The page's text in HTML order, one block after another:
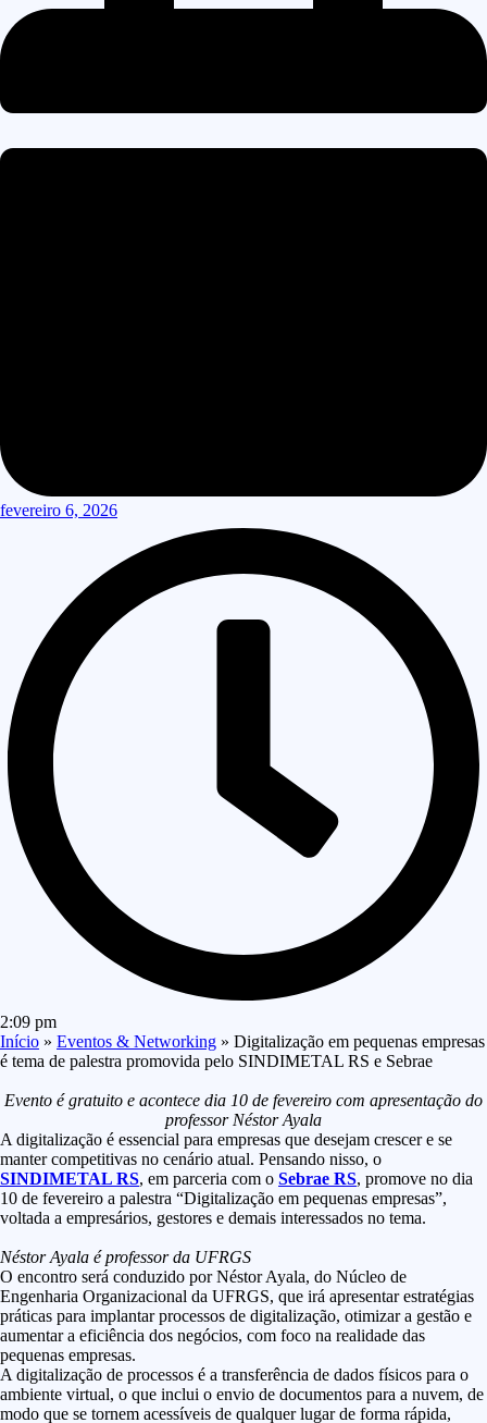
fevereiro 6, 2026
2:09 pm
Início » Eventos & Networking » Digitalização em pequenas empresas
é tema de palestra promovida pelo SINDIMETAL RS e Sebrae
Evento é gratuito e acontece dia 10 de fevereiro com apresentação do
professor Néstor Ayala
A digitalização é essencial para empresas que desejam crescer e se
manter competitivas no cenário atual. Pensando nisso, o
SINDIMETAL RS, em parceria com o Sebrae RS, promove no dia
10 de fevereiro a palestra “Digitalização em pequenas empresas”,
voltada a empresários, gestores e demais interessados no tema.
Néstor Ayala é professor da UFRGS
O encontro será conduzido por Néstor Ayala, do Núcleo de
Engenharia Organizacional da UFRGS, que irá apresentar estratégias
práticas para implantar processos de digitalização, otimizar a gestão e
aumentar a eficiência dos negócios, com foco na realidade das
pequenas empresas.
A digitalização de processos é a transferência de dados físicos para o
ambiente virtual, o que inclui o envio de documentos para a nuvem, de
modo que se tornem acessíveis de qualquer lugar de forma rápida,